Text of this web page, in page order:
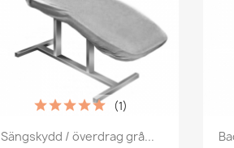
Snabbvy
Sängskydd / överdrag grå...
(1)